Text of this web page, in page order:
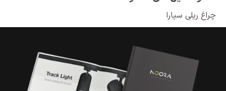
چراغ ریلی سیارا